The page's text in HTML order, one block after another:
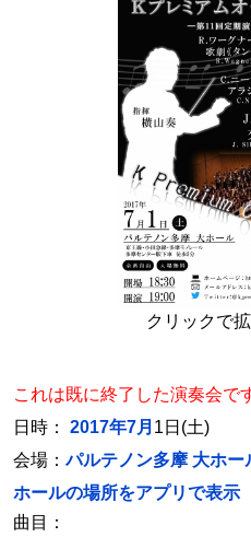
クリックで
これは既に終了した演奏会で
日時： 2017年7月 1日(土)
会場：パルテノン多摩 大ホー
ホールの場所をアプリで表示
曲目：